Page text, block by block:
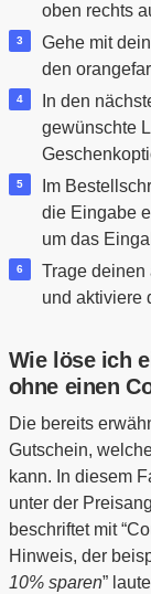
oben rechts
Gehe mit
den
In den
gewünschte
Im
die Eingabe
um das
Trage deinen
und aktiviere
Wie löse ich
ohne einen
Die bereits
Gutschein,
kann. In diesem
unter der
beschriftet mit
Hinweis, der
10% sparen”